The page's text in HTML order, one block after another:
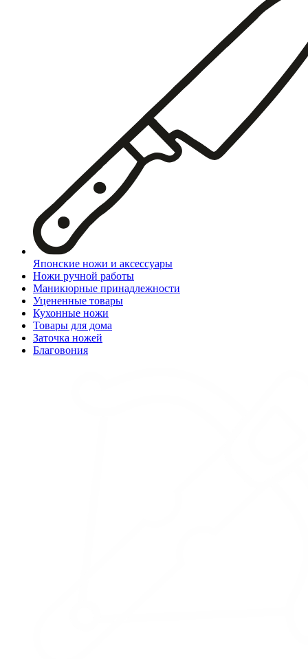
Японские ножи и аксессуары
Ножи ручной работы
Маникюрные принадлежности
Уцененные товары
Кухонные ножи
Товары для дома
Заточка ножей
Благовония